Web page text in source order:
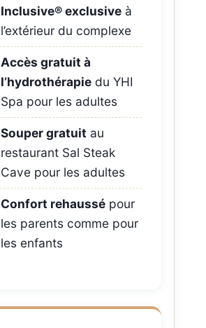
Inclusive® exclusiveà
l’extérieur du complexe
Accès gratuit à
l’hydrothérapiedu YHI
Spa pour les adultes
Souper gratuitau
restaurant Sal Steak
Cave pour les adultes
Confort rehaussépour
les parents comme pour
les enfants